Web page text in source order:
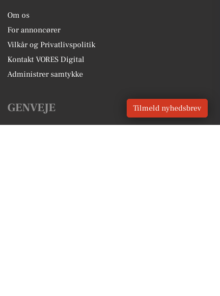
Om os
For annoncører
Vilkår og Privatlivspolitik
Kontakt VORES Digital
Administrer samtykke
GENVEJE Tilmeld nyhedsbrev